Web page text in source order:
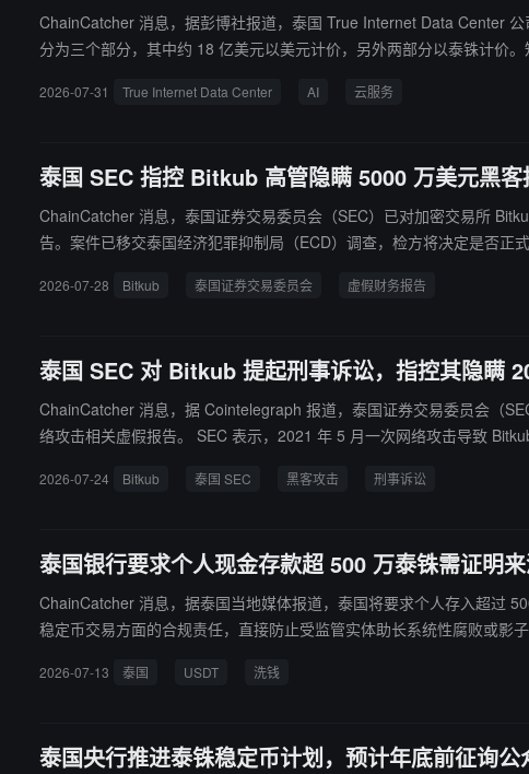
ChainCatcher 消息，据彭博社报道，泰国 True Internet Data Center
分为三个部分，其中约 18 亿美元以美元计价，另外两部分以泰铢计价
2026-07-31 True Internet Data Center AI 云服务
泰国 SEC 指控 Bitkub 高管隐瞒 5000 万美元黑
ChainCatcher 消息，泰国证券交易委员会（SEC）已对加密交易所
告。案件已移交泰国经济犯罪抑制局（ECD）调查，检方将决定是否
021 年 10 月下旬完成替代资产购置，但 SEC 认为期间报告已构成虚
2026-07-28 Bitkub 泰国证券交易委员会 虚假财务报告
泰国 SEC 对 Bitkub 提起刑事诉讼，指控其隐瞒
ChainCatcher 消息，据 Cointelegraph 报道，泰国证券交易委员会（
络攻击相关虚假报告。 SEC 表示，2021 年 5 月一次网络攻击导致 Bitkub 16 种数字资产被盗，价值约 17 亿泰铢，约合 5000 万美元。监管机构称，Bitkub 后续在 2021 年 10 月 31 日前补足被盗资产，但 2
避免挤兑，联合创始人后续购买等值数字资产覆盖被盗资金，公司及客
2026-07-24 Bitkub 泰国 SEC 黑客攻击 刑事诉讼
泰国银行要求个人现金存款超 500 万泰铢需证明
ChainCatcher 消息，据泰国当地媒体报道，泰国将要求个人存入超过
稳定币交易方面的合规责任，直接防止受监管实体助长系统性腐败或影
2026-07-13 泰国 USDT 洗钱
泰国央行推进泰铢稳定币计划，预计年底前征询公